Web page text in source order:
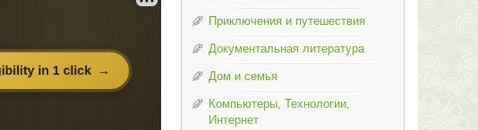
Приключения и путешествия
Документальная литература
Дом и семья
Компьютеры, Технологии,
Интернет